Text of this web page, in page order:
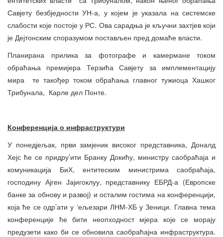
Савјету безбједности УН-а, у којем је указала на системске
слабости које постоје у РС. Ова сарадња је кључни захтјев који
је Дејтонским споразумом постављен пред домаће власти.
Планирана прилика за фотографе и камермане током
обраћања премијера Терзића Савјету за имплементацију
мира те такођер током обраћања главног тужиоца Хашког
Трибунала, Карле дел Понте.
Конференција о инфраструктури
У понедјељак, први замјеник високог представника, Доналд
Хејс ће се придру’ити Бранку Докићу, министру саобраћаја и
комуникација БиХ, ентитеским министрима саобраћаја,
господину Ајген Јајигоклуу, представнику ЕБРД-а (Европске
банке за обнову и развој) и осталим гостима на конференцији,
која ће се одр’ати у ‘ељезари ЛНМ-ХБ у Зеници. Главна тема
конференције ће бити неопходност мјера које се морају
предузети како би се обновила саобраћајна инфраструктура.